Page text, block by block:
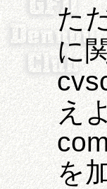
た
に
え
を